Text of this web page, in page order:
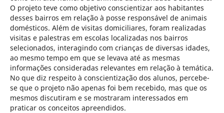
O projeto teve como objetivo conscientizar aos habitantes
desses bairros em relação à posse responsável de animais
domésticos. Além de visitas domiciliares, foram realizadas
visitas e palestras em escolas localizadas nos bairros
selecionados, interagindo com crianças de diversas idades,
ao mesmo tempo em que se levava até as mesmas
informações consideradas relevantes em relação à temática.
No que diz respeito à conscientização dos alunos, percebe-
se que o projeto não apenas foi bem recebido, mas que os
mesmos discutiram e se mostraram interessados em
praticar os conceitos apreendidos.